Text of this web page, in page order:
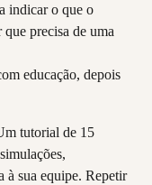
indicar o que o
precisa de uma
educação, depois
tutorial de 15
à sua equipe. Repetir